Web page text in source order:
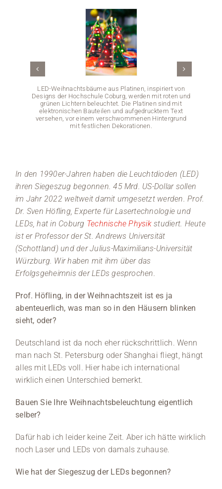
Stellenangebote
News
Veranstaltungen
LED-Weihnachtsbäume aus Platinen, inspiriert von
Designs der Hochschule Coburg, werden mit roten und
grünen Lichtern beleuchtet. Die Platinen sind mit
elektronischen Bauteilen und aufgedrucktem Text
versehen, vor einem verschwommenen Hintergrund
mit festlichen Dekorationen.
Ein
In den 1990er-Jahren haben die Leuchtdioden (LED)
ihren Siegeszug begonnen. 45 Mrd. US-Dollar sollen
im Jahr 2022 weltweit damit umgesetzt werden. Prof.
Dr. Sven Höfling, Experte für Lasertechnologie und
LEDs, hat in Coburg Technische Physikstudiert. Heute
ist er Professor der St. Andrews Universität
(Schottland) und der Julius-Maximilians-Universität
Würzburg. Wir haben mit ihm über das
Erfolgsgeheimnis der LEDs gesprochen.
Prof. Höfling, in der Weihnachtszeit ist es ja
abenteuerlich, was man so in den Häusern blinken
sieht, oder?
Deutschland ist da noch eher rückschrittlich. Wenn
man nach St. Petersburg oder Shanghai fliegt, hängt
alles mit LEDs voll. Hier habe ich international
wirklich einen Unterschied bemerkt.
Bauen Sie Ihre Weihnachtsbeleuchtung eigentlich
selber?
Dafür hab ich leider keine Zeit. Aber ich hätte wirklich
noch Laser und LEDs von damals zuhause.
Wie hat der Siegeszug der LEDs begonnen?